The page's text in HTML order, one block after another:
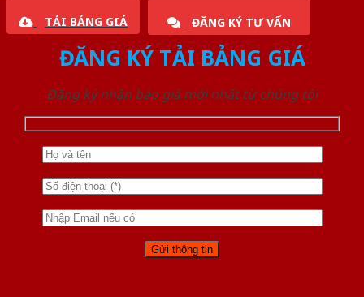
TẢI BẢNG GIÁ ĐĂNG KÝ TƯ VẤN
ĐĂNG KÝ TẢI BẢNG GIÁ
Đăng ký nhận báo giá mới nhất từ chúng tôi